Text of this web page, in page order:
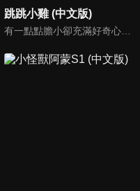
跳跳小雞 (中文版)
有一點點膽小卻充滿好奇心的「帶骨雞」，和總是用小跳步靠過來的舞蹈老師「小跳步青蛙老師」，以及其他具有獨特個性的夥伴們跳舞大活耀！在家裡和各種地方以「身體動了，心也舞動了起來♪」為主題的角色人物。這是關於不可思議的夥伴們與愉快舞蹈的故事。